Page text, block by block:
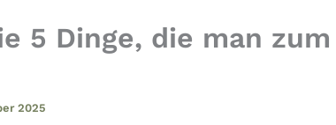
5 Dinge, die man
2025